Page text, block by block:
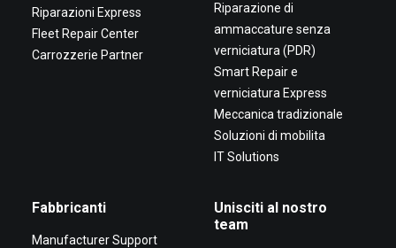
Riparazioni Express
Fleet Repair Center
Carrozzerie Partner
Riparazione di
ammaccature senza
verniciatura (PDR)
Smart Repair e
verniciatura Express
Meccanica tradizionale
Soluzioni di mobilita
IT Solutions
Fabbricanti
Manufacturer Support
Unisciti al nostro
team